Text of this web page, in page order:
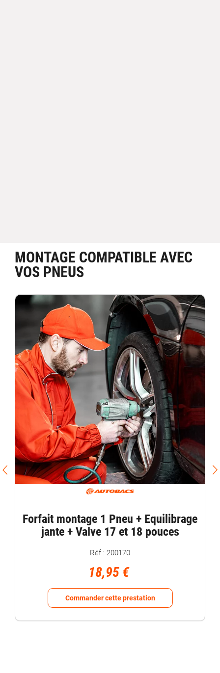
MONTAGE COMPATIBLE AVEC
VOS PNEUS
Forfait montage 1 Pneu + Equilibrage
jante + Valve 17 et 18 pouces
Réf : 200170
18,95 €
Commander cette prestation